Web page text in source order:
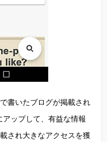
書いたブログが掲載され
アップして、有益な情報
され大きなアクセスを獲